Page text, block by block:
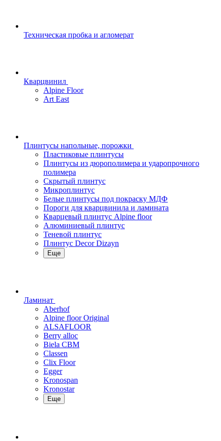
Техническая пробка и агломерат
Кварцвинил
Alpine Floor
Art East
Плинтусы напольные, порожки
Пластиковые плинтусы
Плинтусы из дюрополимера и ударопрочного
полимера
Скрытый плинтус
Микроплинтус
Белые плинтусы под покраску МДФ
Пороги для кварцвинила и ламината
Кварцевый плинтус Alpine floor
Алюминиевый плинтус
Теневой плинтус
Плинтус Decor Dizayn
Еще
Ламинат
Aberhof
Alpine floor Original
ALSAFLOOR
Berry alloc
Biela CBM
Classen
Clix Floor
Egger
Kronospan
Kronostar
Еще